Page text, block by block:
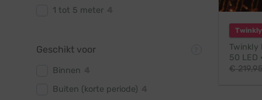
1 tot 5 meter
Geschikt voor
Binnen
Buiten (korte periode)
Twinkly
50 LED
€219,95